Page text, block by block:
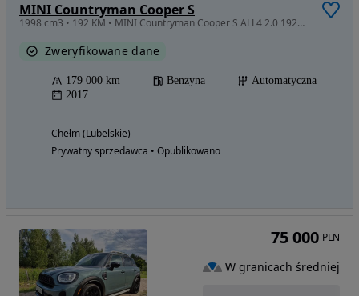
MINI Countryman Cooper S
1998 cm3 • 192 KM • MINI Countryman Cooper S ALL4 2.0 192KM Automat Panorama HK Skóra 2017
Zweryfikowane dane
179 000 km Benzyna
Automatyczna
2017
Chełm (Lubelskie)
Prywatny sprzedawca • Opublikowano
75 000 PLN
W granicach średniej